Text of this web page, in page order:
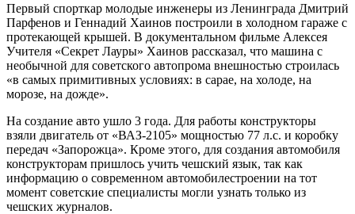
Первый спорткар молодые инженеры из Ленинграда Дмитрий
Парфенов и Геннадий Хаинов построили в холодном гараже с
протекающей крышей. В документальном фильме Алексея
Учителя «Секрет Лауры» Хаинов рассказал, что машина с
необычной для советского автопрома внешностью строилась
«в самых примитивных условиях: в сарае, на холоде, на
морозе, на дожде».
На создание авто ушло 3 года. Для работы конструкторы
взяли двигатель от «ВАЗ-2105» мощностью 77 л.с. и коробку
передач «Запорожца». Кроме этого, для создания автомобиля
конструкторам пришлось учить чешский язык, так как
информацию о современном автомобилестроении на тот
момент советские специалисты могли узнать только из
чешских журналов.